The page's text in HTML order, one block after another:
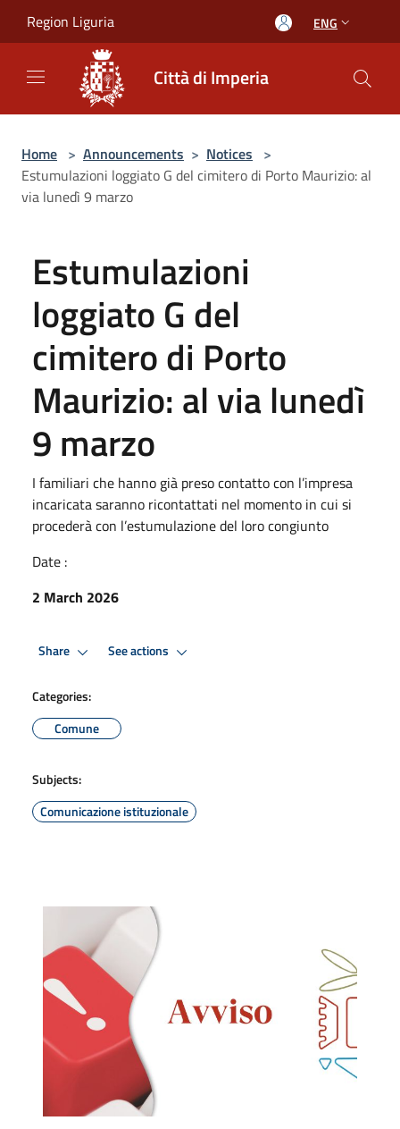
Region Liguria ENG
Città di Imperia
Home > Announcements > Notices >
Estumulazioni loggiato G del cimitero di Porto Maurizio: al
via lunedì 9 marzo
Estumulazioni
loggiato G del
cimitero di Porto
Maurizio: al via lunedì
9 marzo
I familiari che hanno già preso contatto con l’impresa
incaricata saranno ricontattati nel momento in cui si
procederà con l’estumulazione del loro congiunto
Date :
2 March 2026
Share See actions
Categories:
Comune
Subjects:
Comunicazione istituzionale